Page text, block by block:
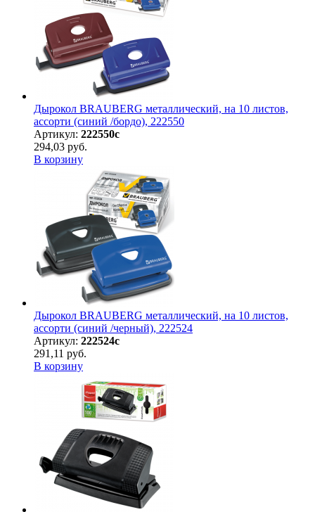
Дырокол BRAUBERG металлический, на 10 листов,
ассорти (синий /бордо), 222550
Артикул: 222550с
294,03 руб.
В корзину
Дырокол BRAUBERG металлический, на 10 листов,
ассорти (синий /черный), 222524
Артикул: 222524с
291,11 руб.
В корзину